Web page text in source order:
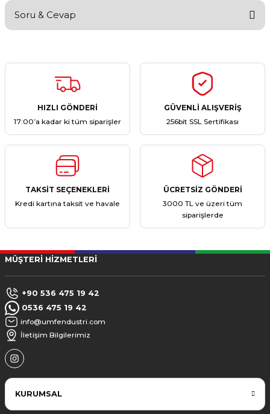
Yorum Yaz
Soru & Cevap
Ürün hakkında henüz soru sorulmamış.
HIZLI GÖNDERİ
17:00’a kadar ki tüm siparişler
GÜVENLİ ALIŞVERİŞ
256bit SSL Sertifikası
TAKSİT SEÇENEKLERİ
Kredi kartına taksit ve havale
ÜCRETSİZ GÖNDERİ
3000 TL ve üzeri tüm
siparişlerde
MÜŞTERİ HİZMETLERİ
+90 536 475 19 42
0536 475 19 42
info@umfendustri.com
İletişim Bilgilerimiz
KURUMSAL